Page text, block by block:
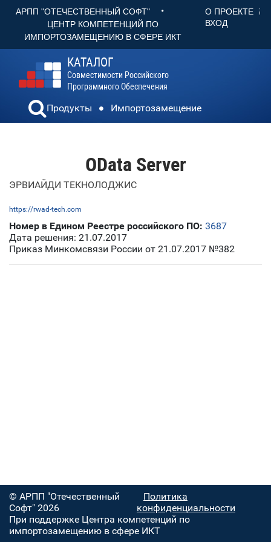
АРПП "ОТЕЧЕСТВЕННЫЙ СОФТ" •
ЦЕНТР КОМПЕТЕНЦИЙ ПО
ИМПОРТОЗАМЕЩЕНИЮ В СФЕРЕ ИКТ
О ПРОЕКТЕ
ВХОД
КАТАЛОГ
Совместимости Российского
Программного Обеспечения
Продукты Импортозамещение
OData Server
ЭРВИАЙДИ ТЕКНОЛОДЖИС
https://rwad-tech.com
Номер в Едином Реестре российского ПО: 3687
Дата решения: 21.07.2017
Приказ Минкомсвязи России от 21.07.2017 №382
© АРПП "Отечественный
Софт" 2026
Политика
конфиденциальности
При поддержке Центра компетенций по
импортозамещению в сфере ИКТ